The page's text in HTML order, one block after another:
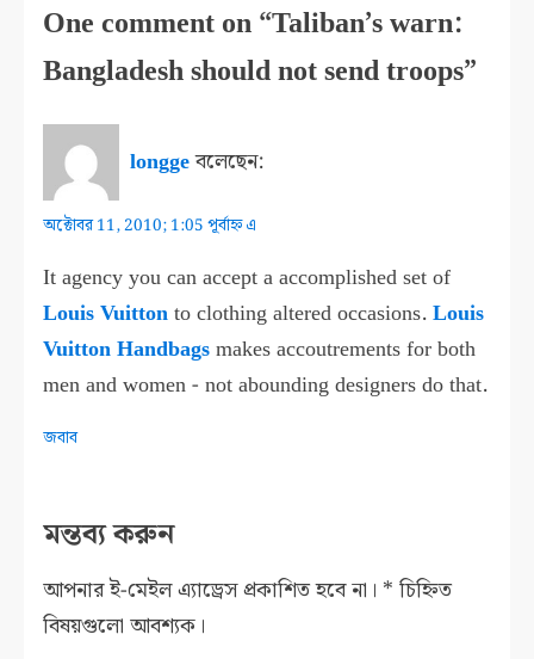
One comment on “Taliban’s warn:
Bangladesh should not send troops”
longgeবলেছেন:
অক্টোবর 11, 2010; 1:05 পূর্বাহ্ন এ
It agency you can accept a accomplished set of
Louis Vuittonto clothing altered occasions.Louis
Vuitton Handbagsmakes accoutrements for both
men and women - not abounding designers do that.
জবাব
মন্তব্য করুন
আপনার ই-মেইল এ্যাড্রেস প্রকাশিত হবে না। * চিহ্নিত
বিষয়গুলো আবশ্যক।